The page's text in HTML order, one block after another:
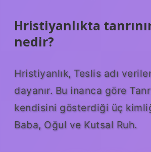
Hristiyanlıkta
nedir?
Hristiyanlık, Teslis adı
dayanır. Bu inanca göre
kendisini gösterdiği üç
Baba, Oğul ve Kutsal Ruh.